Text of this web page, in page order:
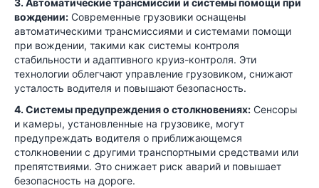
3. Автоматические трансмиссии и системы помощи при
вождении: Современные грузовики оснащены
автоматическими трансмиссиями и системами помощи
при вождении, такими как системы контроля
стабильности и адаптивного круиз-контроля. Эти
технологии облегчают управление грузовиком, снижают
усталость водителя и повышают безопасность.
4. Системы предупреждения о столкновениях: Сенсоры
и камеры, установленные на грузовике, могут
предупреждать водителя о приближающемся
столкновении с другими транспортными средствами или
препятствиями. Это снижает риск аварий и повышает
безопасность на дороге.